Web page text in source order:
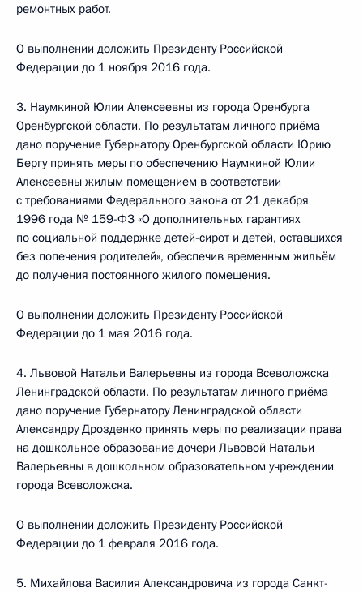
ремонтных работ.
О выполнении доложить Президенту Российской
Федерации до 1 ноября 2016 года.
3. Наумкиной Юлии Алексеевны из города Оренбурга
Оренбургской области. По результатам личного приёма
дано поручение Губернатору Оренбургской области Юрию
Бергу принять меры по обеспечению Наумкиной Юлии
Алексеевны жилым помещением в соответствии
с требованиями Федерального закона от 21 декабря
1996 года № 159-ФЗ «О дополнительных гарантиях
по социальной поддержке детей-сирот и детей, оставшихся
без попечения родителей», обеспечив временным жильём
до получения постоянного жилого помещения.
О выполнении доложить Президенту Российской
Федерации до 1 мая 2016 года.
4. Львовой Натальи Валерьевны из города Всеволожска
Ленинградской области. По результатам личного приёма
дано поручение Губернатору Ленинградской области
Александру Дрозденко принять меры по реализации права
на дошкольное образование дочери Львовой Натальи
Валерьевны в дошкольном образовательном учреждении
города Всеволожска.
О выполнении доложить Президенту Российской
Федерации до 1 февраля 2016 года.
5. Михайлова Василия Александровича из города Санкт-